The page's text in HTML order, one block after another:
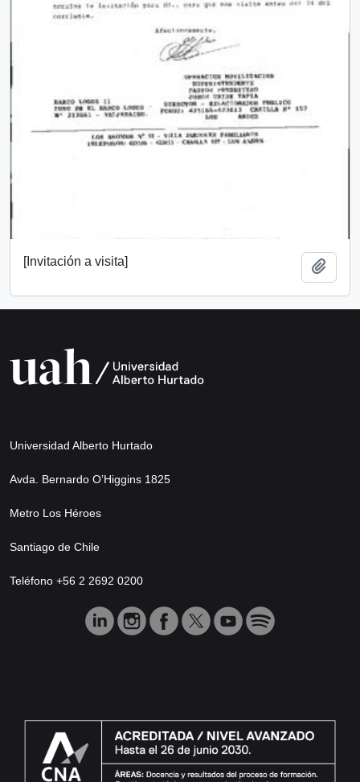
[Invitación a visita]
Universidad Alberto Hurtado
Avda. Bernardo O’Higgins 1825
Metro Los Héroes
Santiago de Chile
Teléfono +56 2 2692 0200